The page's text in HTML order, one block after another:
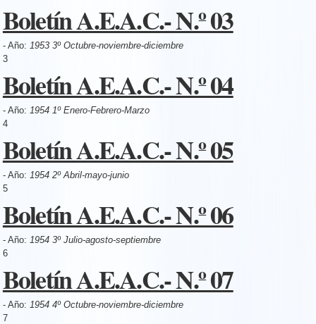
Boletín A.E.A.C.- N.º 03
- Año: 1953 3º Octubre-noviembre-diciembre
3
Boletín A.E.A.C.- N.º 04
- Año: 1954 1º Enero-Febrero-Marzo
4
Boletín A.E.A.C.- N.º 05
- Año: 1954 2º Abril-mayo-junio
5
Boletín A.E.A.C.- N.º 06
- Año: 1954 3º Julio-agosto-septiembre
6
Boletín A.E.A.C.- N.º 07
- Año: 1954 4º Octubre-noviembre-diciembre
7